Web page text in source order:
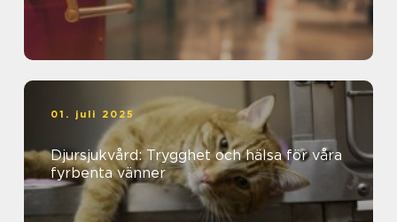
01. juli 2025
Djursjukvård: Trygghet och hälsa för våra
fyrbenta vänner